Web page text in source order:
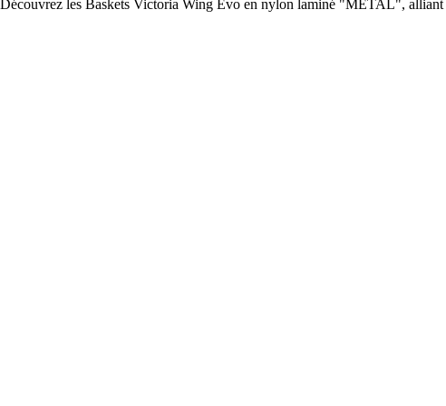
Découvrez les Baskets Victoria Wing Evo en nylon laminé "METAL",